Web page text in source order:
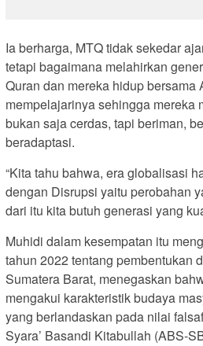
Ia berharga, MTQ tidak sekedar
tetapi bagaimana melahirkan
Quran dan mereka hidup bersama
mempelajarinya sehingga mereka
bukan saja cerdas, tapi beriman,
beradaptasi.
“Kita tahu bahwa, era globalisasi
dengan Disrupsi yaitu perobahan
dari itu kita butuh generasi yang
Muhidi dalam kesempatan itu
tahun 2022 tentang pembentukan
Sumatera Barat, menegaskan
mengakui karakteristik budaya
yang berlandaskan pada nilai
Syara’ Basandi Kitabullah (ABS-